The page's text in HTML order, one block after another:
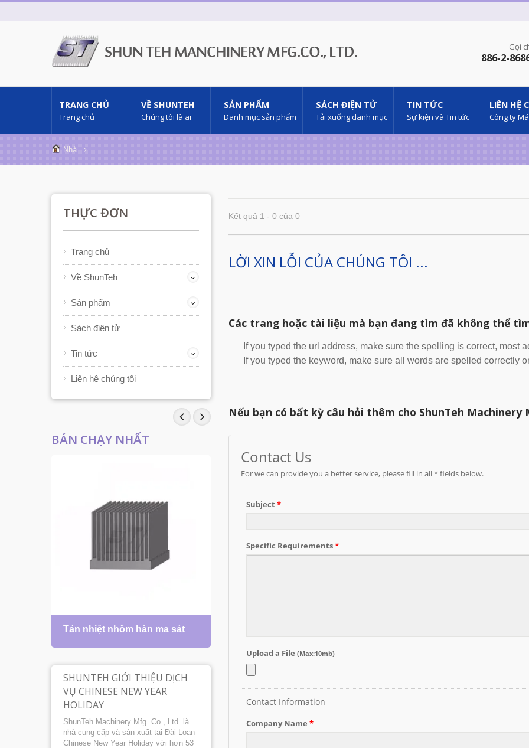
Gọi
886-2-
TRANG CHỦ
Trang chủ
VỀ SHUNTEH
Chúng tôi là ai
SẢN PHẨM
Danh mục sản phẩm
SÁCH ĐIỆN TỬ
Tải xuống danh mục
TIN TỨC
Sự kiện và Tin tức
LIÊN HỆ
Công ty
Nhà
THỰC ĐƠN
Trang chủ
Về ShunTeh
Sản phẩm
Sách điện tử
Tin tức
Liên hệ chúng tôi
BÁN CHẠY NHẤT
Tản nhiệt nhôm hàn ma sát
SHUNTEH GIỚI THIỆU DỊCH
VỤ CHINESE NEW YEAR
HOLIDAY
ShunTeh Machinery Mfg. Co., Ltd. là
nhà cung cấp và sản xuất tại Đài Loan
Chinese New Year Holiday với hơn 53
Kết quả 1 - 0 của 0
LỜI XIN LỖI CỦA CHÚNG TÔI ...
Các trang hoặc tài liệu mà bạn đang tìm đã không thể
If you typed the url address, make sure the spelling is correct, most
If you typed the keyword, make sure all words are spelled correctly
Nếu bạn có bất kỳ câu hỏi thêm cho ShunTeh Machinery